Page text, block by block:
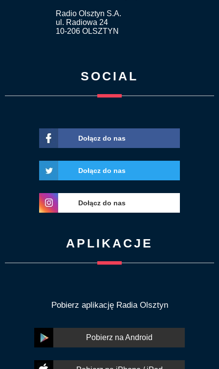
Radio Olsztyn S.A.
ul. Radiowa 24
10-206 OLSZTYN
SOCIAL
Dołącz do nas
Dołącz do nas
Dołącz do nas
APLIKACJE
Pobierz aplikację Radia Olsztyn
Pobierz na Android